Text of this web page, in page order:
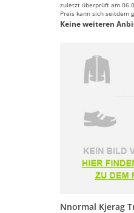
zuletzt überprüft am
Preis kann sich seitdem
Keine weiteren